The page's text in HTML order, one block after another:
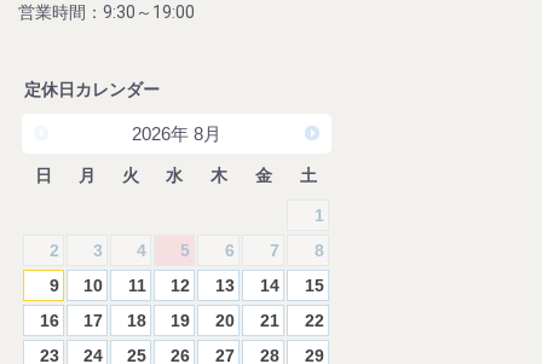
営業時間：9:30～19:00
定休日カレンダー
2026年 8月
日 月 火 水 木 金 土
1
2
3 4 5 6 7
8
9
10 11 12 13 14
15
16
17 18 19 20 21
22
23
24 25 26 27 28
29